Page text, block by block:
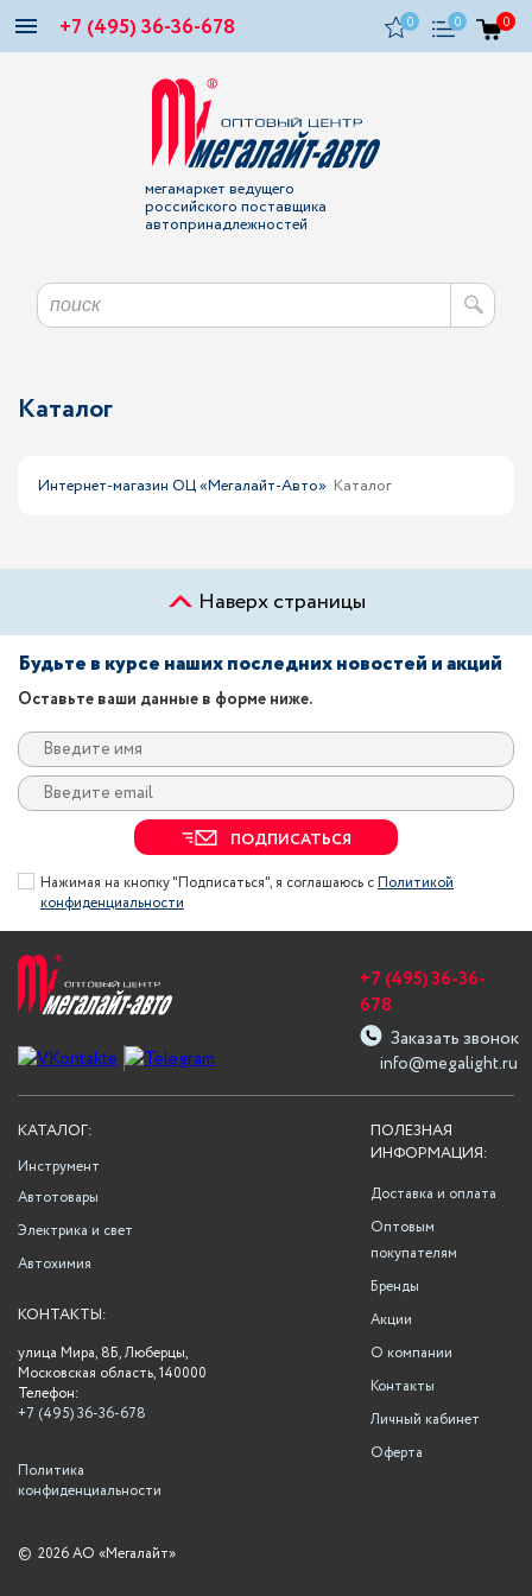
+7 (495) 36-36-678 0 0 0
мегамаркет ведущего
российского поставщика
автопринадлежностей
Каталог
Интернет-магазин ОЦ «Мегалайт-Авто» Каталог
Наверх страницы
Будьте в курсе наших последних новостей и акций
Оставьте ваши данные в форме ниже.
ПОДПИСАТЬСЯ
Нажимая на кнопку "Подписаться", я соглашаюсь сПолитикой
конфиденциальности
info@megalight.ru
+7 (495) 36-36-
678
Заказать звонок
ПОЛЕЗНАЯ
ИНФОРМАЦИЯ:
Доставка и оплата
Оптовым
покупателям
Бренды
Акции
О компании
Контакты
Личный кабинет
Оферта
КАТАЛОГ:
Инструмент
Автотовары
Электрика и свет
Автохимия
КОНТАКТЫ:
улица Мира, 8Б, Люберцы,
Московская область, 140000
Телефон:
+7 (495) 36-36-678
Политика
конфиденциальности
© 2026 АО «Мегалайт»